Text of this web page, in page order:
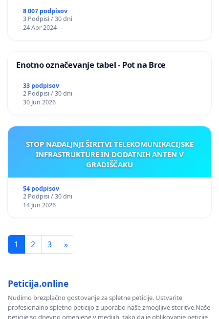
8 007 podpisov
3 Podpisi / 30 dni
24 Apr 2024
Enotno označevanje tabel - Pot na Brce
33 podpisov
2 Podpisi / 30 dni
30 Jun 2026
STOP NADALJNJI ŠIRITVI TELEKOMUNIKACIJSKE
INFRASTRUKTURE IN DODATNIH ANTEN V
GRADIŠČAKU
54 podpisov
2 Podpisi / 30 dni
14 Jun 2026
1 2 3 »
Peticija.online
Nudimo brezplačno gostovanje za spletne peticije. Ustvarite
profesionalno spletno peticijo z uporabo naše zmogljive storitve.Naše
peticije so dnevno omenjene v medijih, tako da je oblikovanje peticije